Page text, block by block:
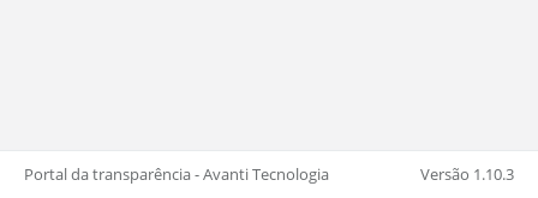
Versão 1.10.3
Portal da transparência - Avanti Tecnologia